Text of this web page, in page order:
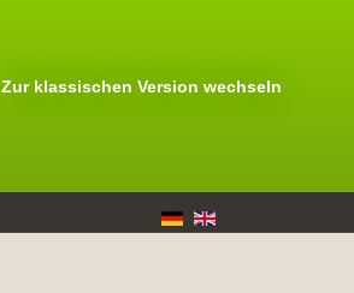
Zur klassischen Version wechseln